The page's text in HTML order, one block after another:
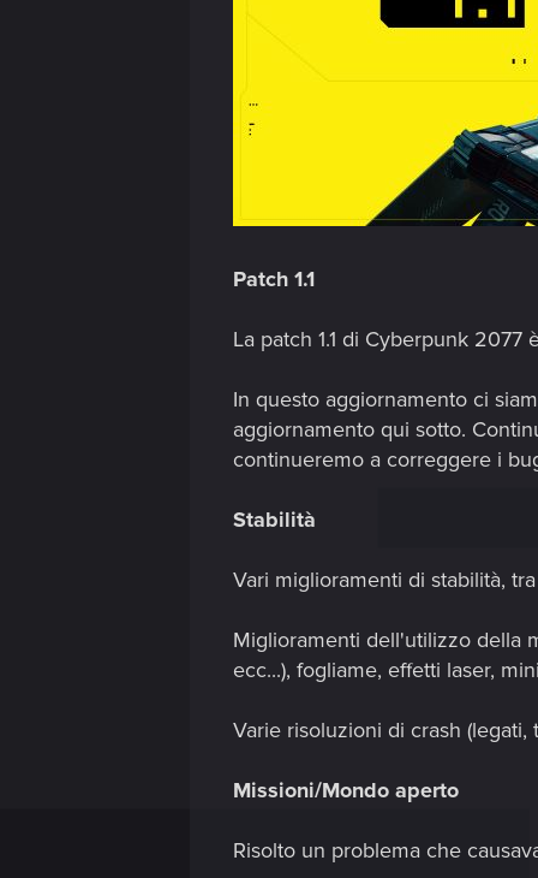
Patch 1.1
La patch 1.1 di Cyberpunk
In questo aggiornamento ci
aggiornamento qui sotto.
continueremo a correggere i
Stabilità
Vari miglioramenti di stabilità,
Miglioramenti dell'utilizzo della
ecc...), fogliame, effetti laser,
Varie risoluzioni di crash
Missioni/Mondo aperto
Risolto un problema che